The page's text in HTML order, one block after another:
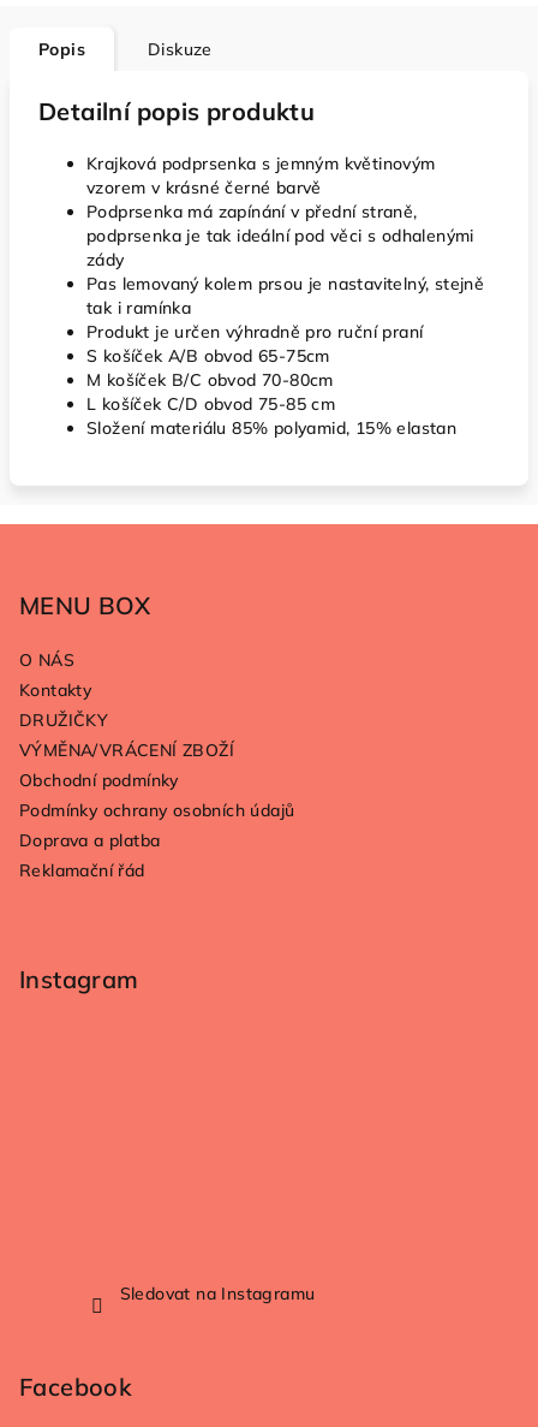
Popis Diskuze
Detailní popis produktu
Krajková podprsenka s jemným květinovým
vzorem v krásné černé barvě
Podprsenka má zapínání v přední straně,
podprsenka je tak ideální pod věci s odhalenými
zády
Pas lemovaný kolem prsou je nastavitelný, stejně
tak i ramínka
Produkt je určen výhradně pro ruční praní
S košíček A/B obvod 65-75cm
M košíček B/C obvod 70-80cm
L košíček C/D obvod 75-85 cm
Složení materiálu 85% polyamid, 15% elastan
MENU BOX
O NÁS
Kontakty
DRUŽIČKY
VÝMĚNA/VRÁCENÍ ZBOŽÍ
Obchodní podmínky
Podmínky ochrany osobních údajů
Doprava a platba
Reklamační řád
Instagram
Sledovat na Instagramu
Facebook